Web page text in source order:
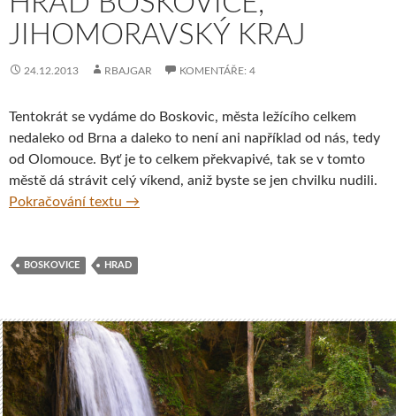
JIHOMORAVSKÝ KRAJ
24.12.2013 RBAJGAR KOMENTÁŘE: 4
Tentokrát se vydáme do Boskovic, města ležícího celkem
nedaleko od Brna a daleko to není ani například od nás, tedy
od Olomouce. Byť je to celkem překvapivé, tak se v tomto
městě dá strávit celý víkend, aniž byste se jen chvilku nudili.
Pokračování textu Hrad Boskovice, Jihomoravský kraj
→
BOSKOVICE HRAD